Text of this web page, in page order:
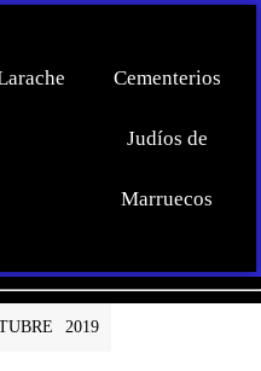
Cementerios
Judíos de
Marruecos
2019